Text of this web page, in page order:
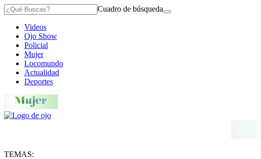
Cuadro de búsqueda
Videos
Ojo Show
Policial
Mujer
Locomundo
Actualidad
Deportes
TEMAS: